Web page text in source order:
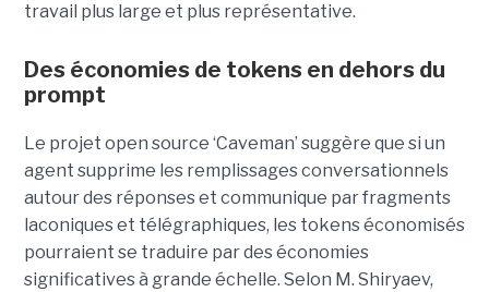
travail plus large et plus représentative.
Des économies de tokens en dehors du
prompt
Le projet open source ‘Caveman’ suggère que si un
agent supprime les remplissages conversationnels
autour des réponses et communique par fragments
laconiques et télégraphiques, les tokens économisés
pourraient se traduire par des économies
significatives à grande échelle. Selon M. Shiryaev,